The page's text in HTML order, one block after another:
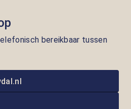
bereikbaar tussen